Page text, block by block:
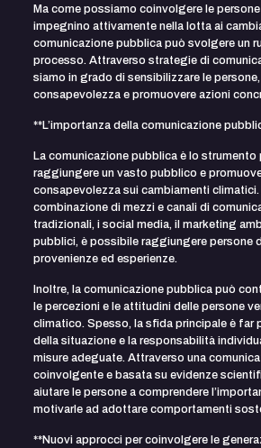
Ma come possiamo coinvolgere le
impegnino attivamente nella lotta ai
comunicazione pubblica può svolgere un
processo. Attraverso strategie di
siamo in grado di sensibilizzare le
consapevolezza e promuovere azioni
**L’importanza della comunicazione
La comunicazione pubblica è lo strumento
raggiungere un vasto pubblico e
consapevolezza sui cambiamenti
combinazione di mezzi e canali di
tradizionali, i social media, il marketing
pubblici, è possibile raggiungere persone
provenienze ed esperienze.
Inoltre, la comunicazione pubblica può
le percezioni e le attitudini delle persone
climatico. Spesso, la sfida principale è far
della situazione e la responsabilità
misure adeguate. Attraverso una
coinvolgente e basata su evidenze
aiutare le persone a comprendere
motivarle ad adottare comportamenti
**Nuovi approcci per coinvolgere le